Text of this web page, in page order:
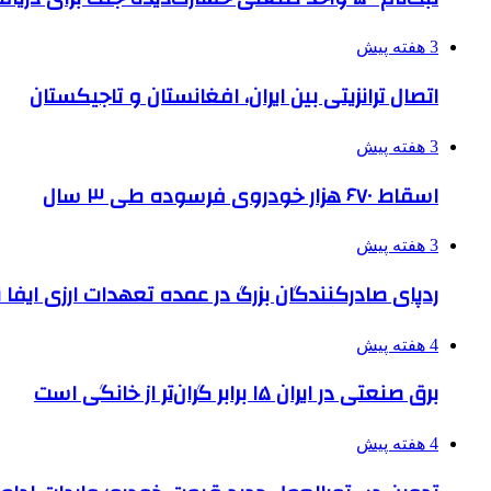
3 هفته پیش
اتصال ترانزیتی بین ایران، افغانستان و تاجیکستان
3 هفته پیش
اسقاط ۶۷۰ هزار خودروی فرسوده طی ۳ سال
3 هفته پیش
ردپای صادرکنندگان بزرگ در عمده تعهدات ارزی
4 هفته پیش
برق صنعتی در ایران ۱۵ برابر گران‌تر از خانگی است
4 هفته پیش